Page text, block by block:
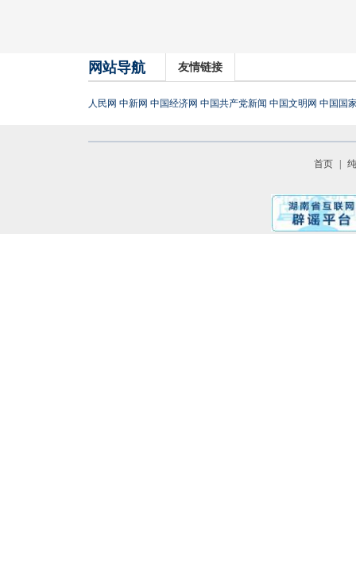
网站导航 友情链接
人民网 中新网 中国经济网 中国共产党新闻 中国文明网 中国国
首页